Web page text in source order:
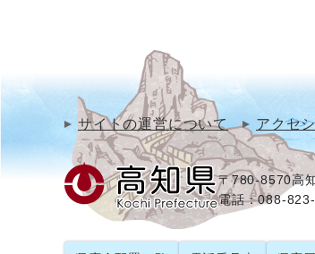
サイトの運営について アクセ
〒780-8570高
電話：088-